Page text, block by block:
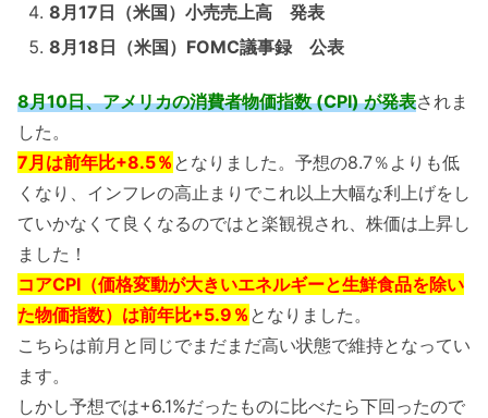
8月17日（米国）小売売上高 発表
8月18日（米国）FOMC議事録 公表
8月10日、アメリカの消費者物価指数 (CPI) が発表されま
した。
7月は前年比+8.5％ となりました。予想の8.7％よりも低
くなり、インフレの高止まりでこれ以上大幅な利上げをし
ていかなくて良くなるのではと楽観視され、株価は上昇し
ました！
コアCPI（価格変動が大きいエネルギーと生鮮食品を除い
た物価指数）は前年比+5.9％ となりました。
こちらは前月と同じでまだまだ高い状態で維持となってい
ます。
しかし予想では+6.1%だったものに比べたら下回ったので